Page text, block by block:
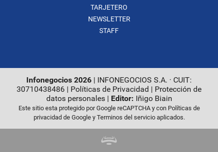
TARJETERO
NEWSLETTER
STAFF
Infonegocios 2026 | INFONEGOCIOS S.A. · CUIT:
30710438486 | Políticas de Privacidad | Protección de
datos personales| Editor: Iñigo Biain
Este sitio esta protegido por Google reCAPTCHA y con Políticas de
privacidad de Googley Terminos del servicioaplicados.